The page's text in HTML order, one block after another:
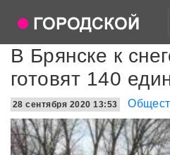
В Брянске к
готовят 140
28 сентября 2020 13:53